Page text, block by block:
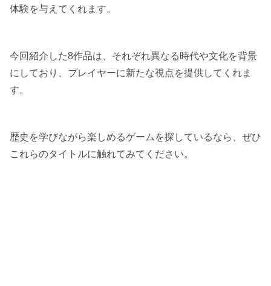
体験を与えてくれます。
今回紹介した8作品は、それぞれ異なる時代や文化を背景
にしており、プレイヤーに新たな視点を提供してくれま
す。
歴史を学びながら楽しめるゲームを探しているなら、ぜひ
これらのタイトルに触れてみてください。